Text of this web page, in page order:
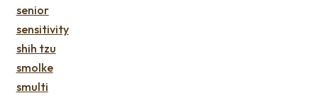
senior
sensitivity
shih tzu
smolke
smulti